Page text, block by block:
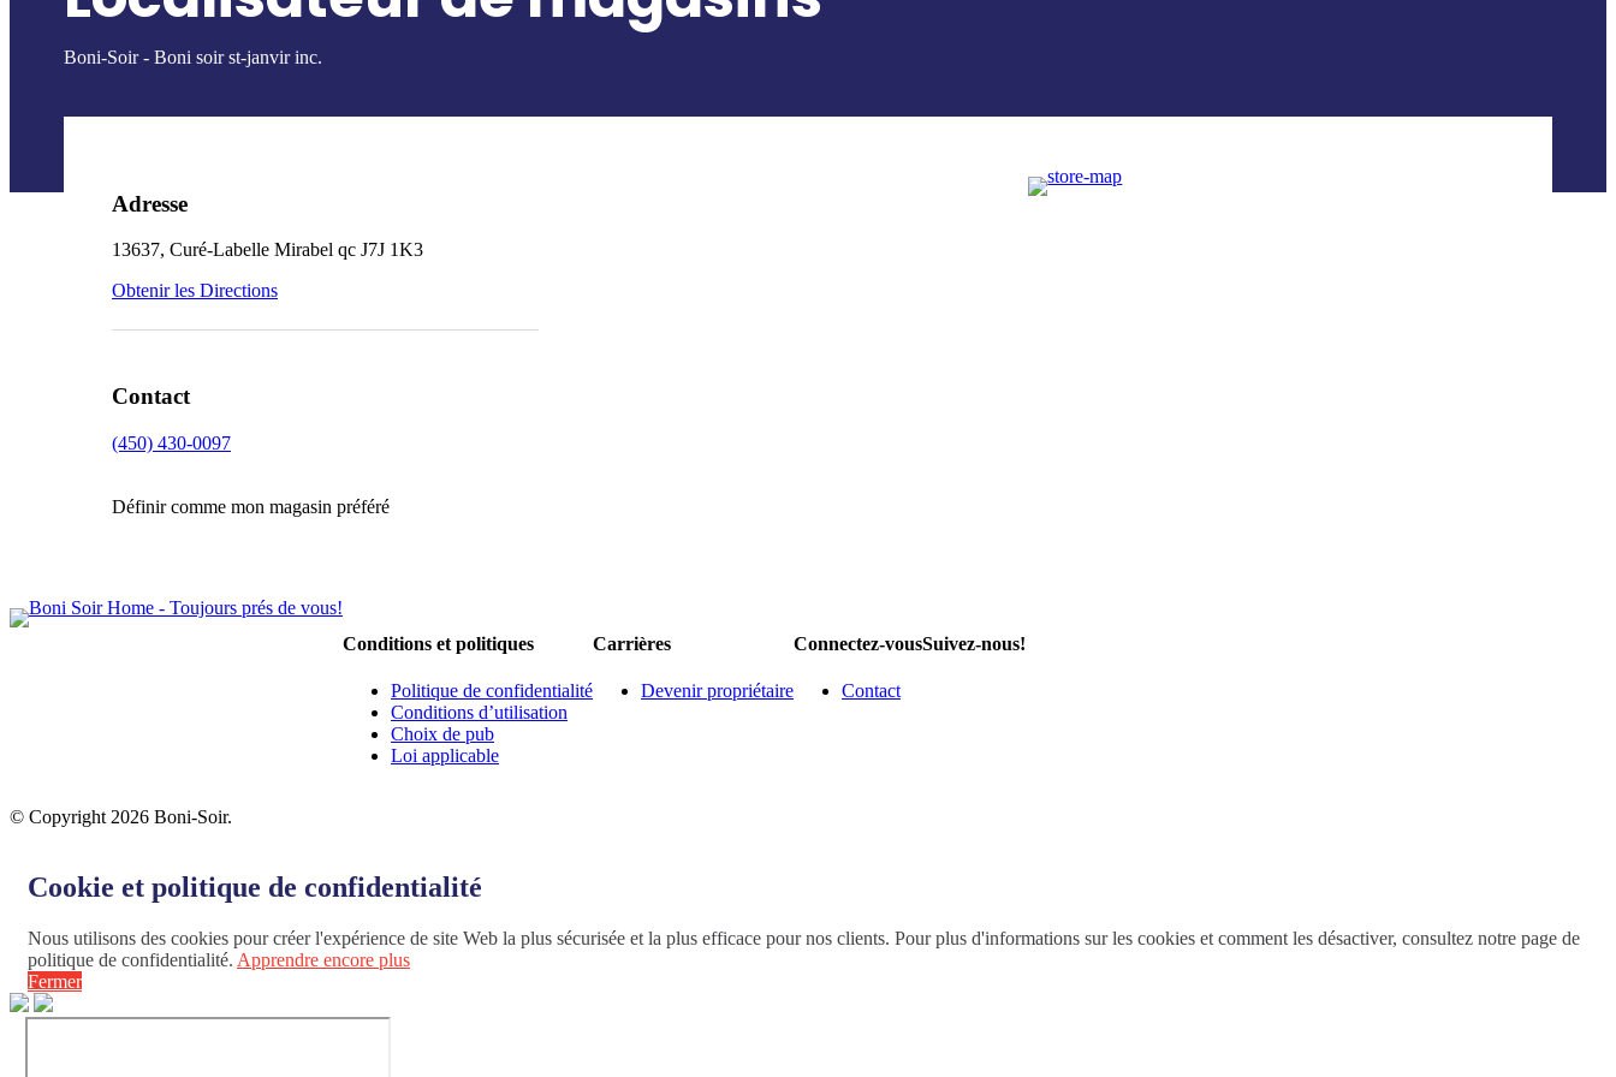
Boni-Soir - Boni soir st-janvir inc.
Adresse
13637, Curé-Labelle Mirabel qc J7J 1K3
Obtenir les Directions
Contact
(450) 430-0097
Définir comme mon magasin préféré
Conditions et politiques
Politique de confidentialité
Conditions d’utilisation
Choix de pub
Loi applicable
Carrières
Devenir propriétaire
Connectez-vous
Contact
Suivez-nous!
© Copyright 2026 Boni-Soir.
Cookie et politique de confidentialité
Nous utilisons des cookies pour créer l'expérience de site Web la plus sécurisée et la plus efficace pour nos clients. Pour plus d'informations sur les cookies et comment les désactiver, consultez notre page de
politique de confidentialité. Apprendre encore plus
Fermer